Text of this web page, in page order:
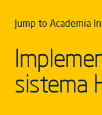
Jump to Academia
sistema